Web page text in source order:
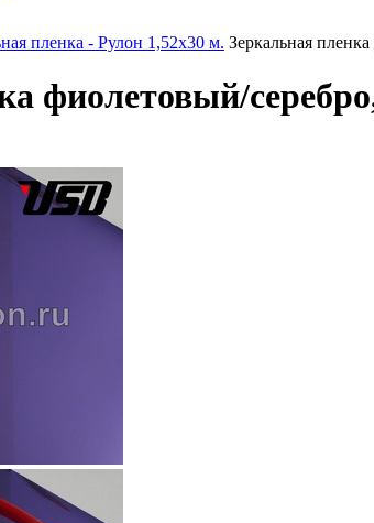
пленка - Рулон 1,52х30 м. Зеркальная
фиолетовый/